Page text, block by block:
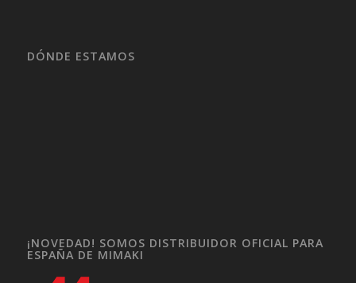
DÓNDE ESTAMOS
¡NOVEDAD! SOMOS DISTRIBUIDOR OFICIAL PARA
ESPAÑA DE MIMAKI